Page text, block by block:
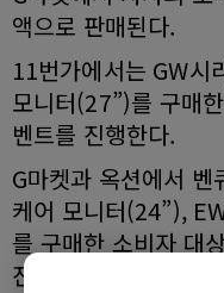
액으로 판매된다.
11번가에서는 GW시
모니터(27”)를 구매
벤트를 진행한다.
G마켓과 옥션에서
케어 모니터(24”),
를 구매한 소비자 대
진행한다.